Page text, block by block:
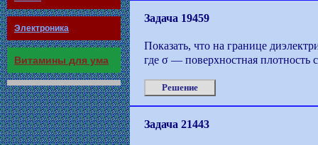
Электроника
Витамины для ума
Задача 19459
Показать, что на границе
где σ — поверхностная плотность
Решение
Задача 21443